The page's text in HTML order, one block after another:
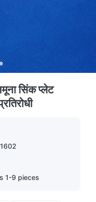
सिंक प्लेट
1-9 pieces